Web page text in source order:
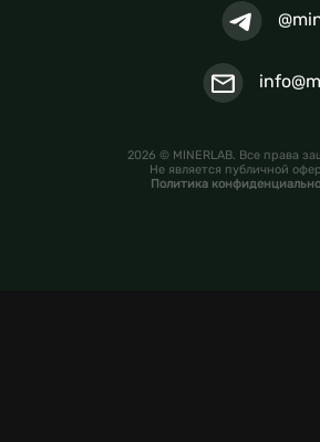
2026 © MINERLAB. Все права
Не является публичной
Политика